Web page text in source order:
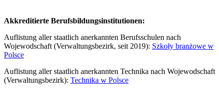
Akkreditierte Berufsbildungsinstitutionen:
Auflistung aller staatlich anerkannten Berufsschulen nach
Wojewodschaft (Verwaltungsbezirk, seit 2019): Szkoły branżowe w
Polsce
Auflistung aller staatlich anerkannten Technika nach Wojewodschaft
(Verwaltungsbezirk): Technika w Polsce